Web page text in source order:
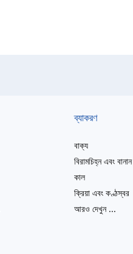
ব্যাকরণ
বাক্য
বিরামচিহ্ন এবং বানান
কাল
ক্রিয়া এবং কণ্ঠস্বর
আরও দেখুন...